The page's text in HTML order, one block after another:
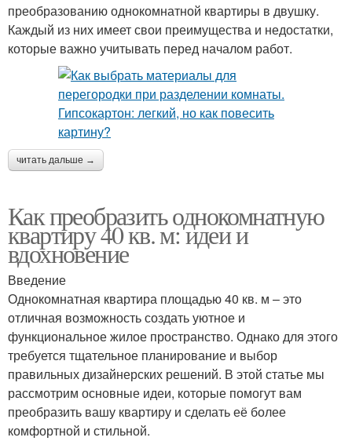
преобразованию однокомнатной квартиры в двушку.
Каждый из них имеет свои преимущества и недостатки,
которые важно учитывать перед началом работ.
читать дальше →
Как преобразить однокомнатную
квартиру 40 кв. м: идеи и
вдохновение
Введение
Однокомнатная квартира площадью 40 кв. м – это
отличная возможность создать уютное и
функциональное жилое пространство. Однако для этого
требуется тщательное планирование и выбор
правильных дизайнерских решений. В этой статье мы
рассмотрим основные идеи, которые помогут вам
преобразить вашу квартиру и сделать её более
комфортной и стильной.